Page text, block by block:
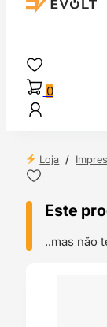
0
Loja /
Este
..mas não